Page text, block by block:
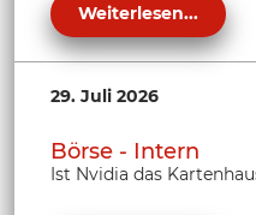
Weiterlesen...
29. Juli 2026
Börse - Intern
Ist Nvidia das